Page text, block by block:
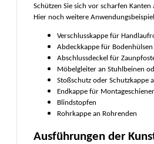
Schützen Sie sich vor scharfen
Hier noch weitere
Verschlusskappe für
Abdeckkappe für Bodenhülsen
Abschlussdeckel für
Möbelgleiter an Stuhlbeinen
Stoßschutz oder Schutzkappe
Endkappe für
Blindstopfen
Rohrkappe an Rohrenden
Ausführungen der